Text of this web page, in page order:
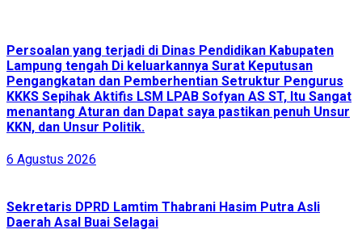
Persoalan yang terjadi di Dinas Pendidikan Kabupaten
Lampung tengah Di keluarkannya Surat Keputusan
Pengangkatan dan Pemberhentian Setruktur Pengurus
KKKS Sepihak Aktifis LSM LPAB Sofyan AS ST, Itu Sangat
menantang Aturan dan Dapat saya pastikan penuh Unsur
KKN, dan Unsur Politik.
6 Agustus 2026
Sekretaris DPRD Lamtim Thabrani Hasim Putra Asli
Daerah Asal Buai Selagai